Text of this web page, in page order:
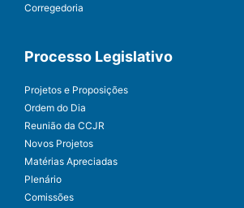
Corregedoria
Processo Legislativo
Projetos e Proposições
Ordem do Dia
Reunião da CCJR
Novos Projetos
Matérias Apreciadas
Plenário
Comissões